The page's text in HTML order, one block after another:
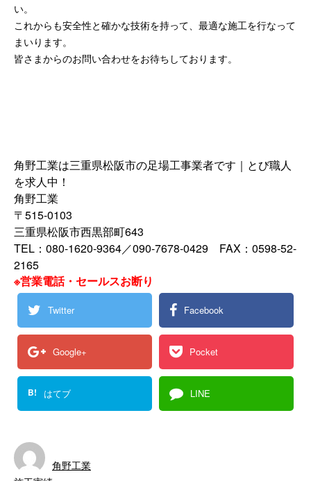
い。
これからも安全性と確かな技術を持って、最適な施工を行なって
まいります。
皆さまからのお問い合わせをお待ちしております。
角野工業は三重県松阪市の足場工事業者です｜とび職人
を求人中！
角野工業
〒515-0103
三重県松阪市西黒部町643
TEL：080-1620-9364／090-7678-0429 FAX：0598-52-
2165
※営業電話・セールスお断り
Twitter Facebook
Google+ Pocket
B! はてブ LINE
角野工業